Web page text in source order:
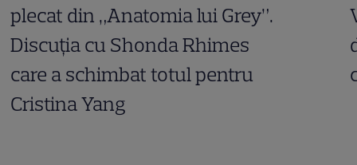
plecat din „Anatomia lui Grey”.
Discuția cu Shonda Rhimes
care a schimbat totul pentru
Cristina Yang